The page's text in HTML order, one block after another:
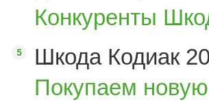
Конкуренты
Шкода Кодиак
Покупаем